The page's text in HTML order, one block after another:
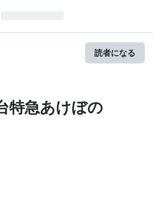
読者になる
特急あけぼの